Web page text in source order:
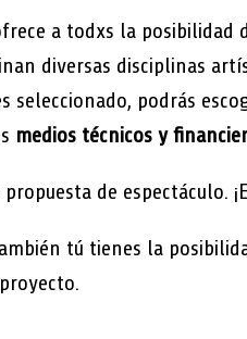
a todxs la posibilidad
diversas disciplinas
seleccionado, podrás
medios técnicos y
de espectáculo.
tú tienes la